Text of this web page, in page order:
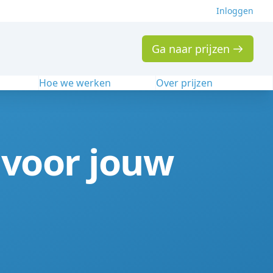
Inloggen
Ga naar prijzen
Hoe we werken Over prijzen
jouw